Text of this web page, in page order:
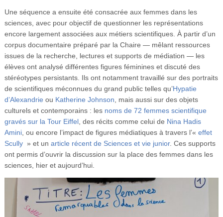
Une séquence a ensuite été consacrée aux femmes dans les
sciences, avec pour objectif de questionner les représentations
encore largement associées aux métiers scientifiques. À partir d’un
corpus documentaire préparé par la Chaire — mêlant ressources
issues de la recherche, lectures et supports de médiation — les
élèves ont analysé différentes figures féminines et discuté des
stéréotypes persistants. Ils ont notamment travaillé sur des portraits
de scientifiques méconnues du grand public telles qu’Hypatie
d’Alexandrie ou Katherine Johnson, mais aussi sur des objets
culturels et contemporains : les noms de 72 femmes scientifique
gravés sur la Tour Eiffel, des récits comme celui de Nina Hadis
Amini, ou encore l’impact de figures médiatiques à travers l’« effet
Scully » et un article récent de Sciences et vie junior. Ces supports
ont permis d’ouvrir la discussion sur la place des femmes dans les
sciences, hier et aujourd’hui.